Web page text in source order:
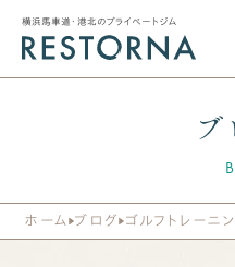
横浜馬車道・港北のプライベートジム
ブ
ホーム ブログ ゴルフトレーニ